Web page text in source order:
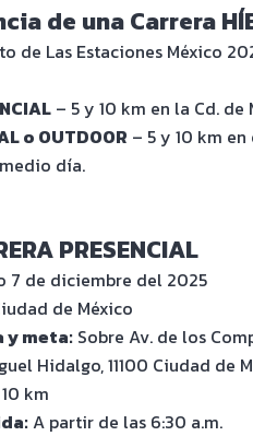
de una Carrera
de Las Estaciones México
– 5 y 10 km en la Cd.
o OUTDOOR – 5 y 10 km
día.
PRESENCIAL
7 de diciembre del 2025
de México
y meta: Sobre Av. de los
Hidalgo, 11100 Ciudad de
km
A partir de las 6:30 a.m.